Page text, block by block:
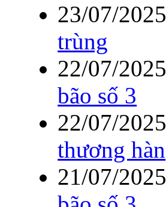
23/07/2025
trùng
22/07/2025
bão số 3
22/07/2025
thương hàn
21/07/2025